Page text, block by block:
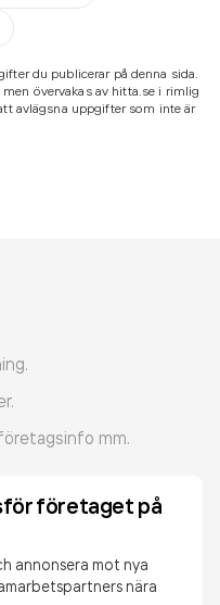
du publicerar på denna sida.
övervakas av hitta.se i rimlig
avlägsna uppgifter som inte är
mm.
företaget på
annonsera mot nya
nära